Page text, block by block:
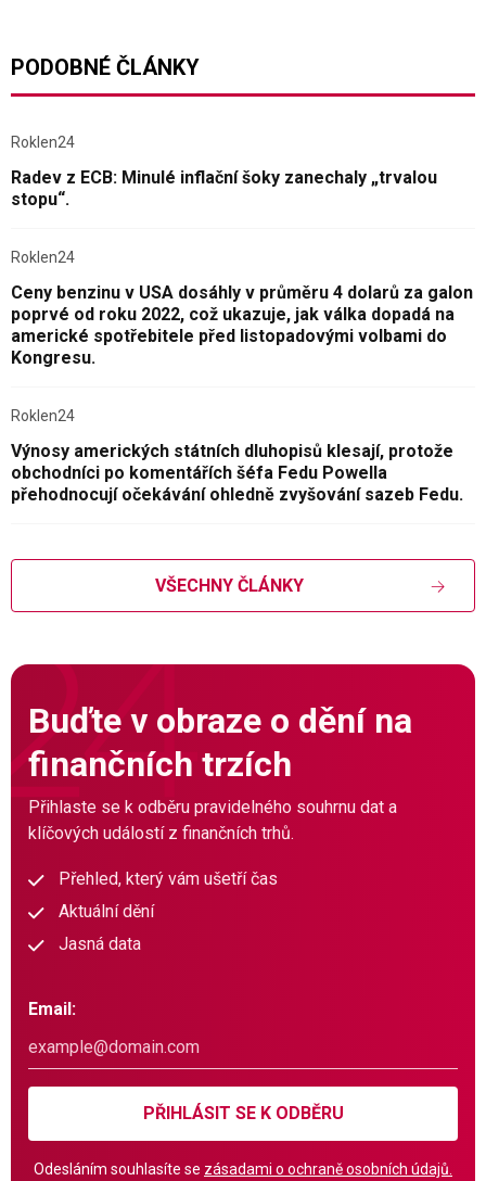
PODOBNÉ ČLÁNKY
Roklen24
Radev z ECB: Minulé inflační šoky zanechaly „trvalou
stopu“.
Roklen24
Ceny benzinu v USA dosáhly v průměru 4 dolarů za galon
poprvé od roku 2022, což ukazuje, jak válka dopadá na
americké spotřebitele před listopadovými volbami do
Kongresu.
Roklen24
Výnosy amerických státních dluhopisů klesají, protože
obchodníci po komentářích šéfa Fedu Powella
přehodnocují očekávání ohledně zvyšování sazeb Fedu.
VŠECHNY ČLÁNKY
Buďte v obraze o dění na
finančních trzích
Přihlaste se k odběru pravidelného souhrnu dat a
klíčových událostí z finančních trhů.
Přehled, který vám ušetří čas
Aktuální dění
Jasná data
Email:
PŘIHLÁSIT SE K ODBĚRU
Odesláním souhlasíte se zásadami o ochraně osobních údajů.